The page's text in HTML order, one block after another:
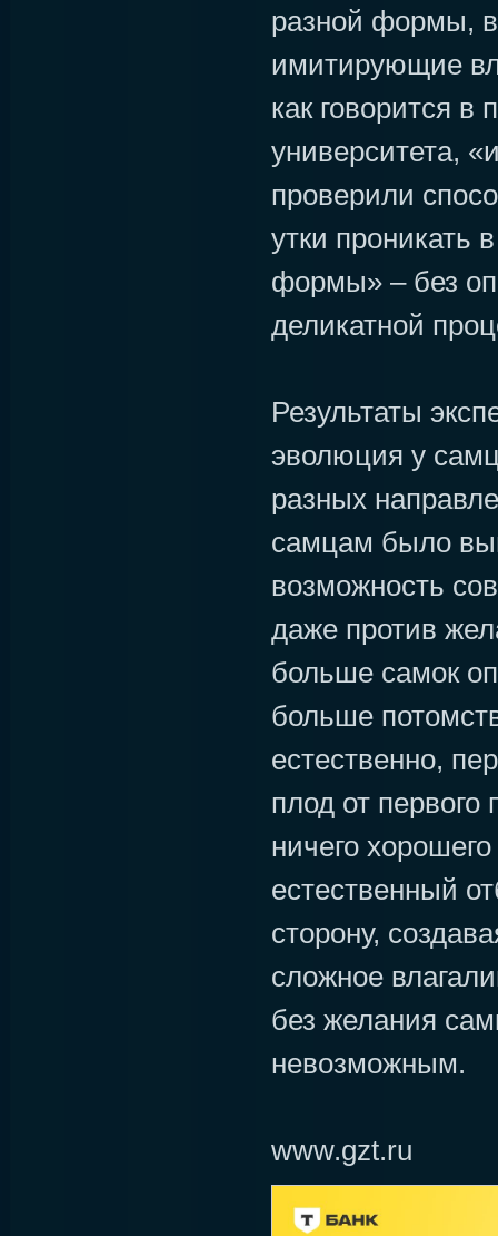
разной формы,
имитирующие
как говорится в
университета,
проверили
утки проникать
формы» – без
деликатной
Результаты
эволюция у
разных
самцам было
возможность
даже против
больше самок
больше
естественно,
плод от
ничего
естественный
сторону,
сложное
без желания
невозможным.
www.gzt.ru